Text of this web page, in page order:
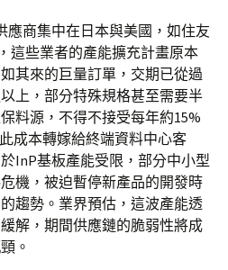
應商集中在日本與美國，如住友
這些業者的產能擴充計畫原本
其來的巨量訂單，交期已從過
上，部分特殊規格甚至需要半
料源，不得不接受每年約15%
成本轉嫁給終端資料中心客
InP基板產能受限，部分中小型
機，被迫暫停新產品的開發時
趨勢。業界預估，這波產能透
解，期間供應鏈的脆弱性將成
。